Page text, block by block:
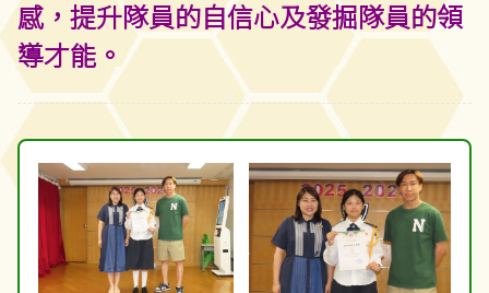
感，提升隊員的自信心及發掘隊員的領
導才能。